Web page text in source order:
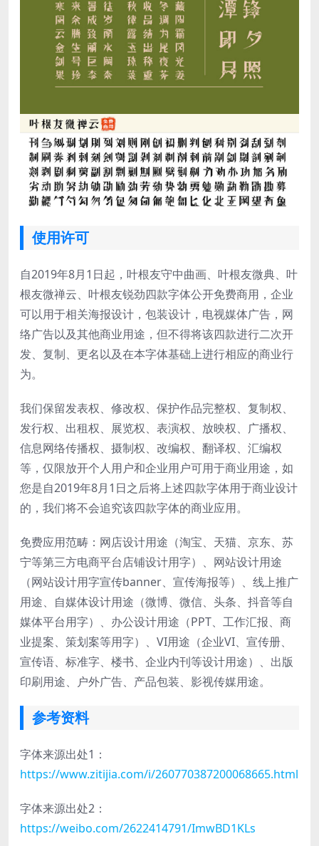
使用许可
自2019年8月1日起，叶根友守中曲画、叶根友微典、叶
根友微禅云、叶根友锐劲四款字体公开免费商用，企业
可以用于相关海报设计，包装设计，电视媒体广告，网
络广告以及其他商业用途，但不得将该四款进行二次开
发、复制、更名以及在本字体基础上进行相应的商业行
为。
我们保留发表权、修改权、保护作品完整权、复制权、
发行权、出租权、展览权、表演权、放映权、广播权、
信息网络传播权、摄制权、改编权、翻译权、汇编权
等，仅限放开个人用户和企业用户可用于商业用途，如
您是自2019年8月1日之后将上述四款字体用于商业设计
的，我们将不会追究该四款字体的商业应用。
免费应用范畴：网店设计用途（淘宝、天猫、京东、苏
宁等第三方电商平台店铺设计用字）、网站设计用途
（网站设计用字宣传banner、宣传海报等）、线上推广
用途、自媒体设计用途（微博、微信、头条、抖音等自
媒体平台用字）、办公设计用途（PPT、工作汇报、商
业提案、策划案等用字）、VI用途（企业VI、宣传册、
宣传语、标准字、楼书、企业内刊等设计用途）、出版
印刷用途、户外广告、产品包装、影视传媒用途。
参考资料
字体来源出处1：
https://www.zitijia.com/i/260770387200068665.html
字体来源出处2：
https://weibo.com/2622414791/ImwBD1KLs